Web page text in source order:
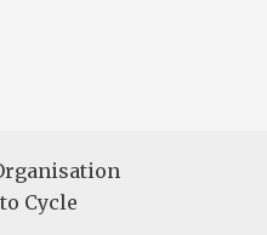
Cycle